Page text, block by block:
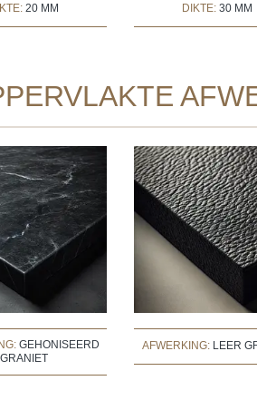
20 MM DIKTE: 30 MM
GEHONISEERD
GRANIET
AFWERKING: LEER